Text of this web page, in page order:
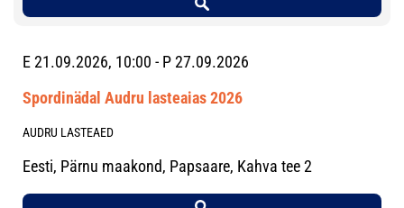
E 21.09.2026, 10:00 - P 27.09.2026
Spordinädal Audru lasteaias 2026
AUDRU LASTEAED
Eesti, Pärnu maakond, Papsaare, Kahva tee 2